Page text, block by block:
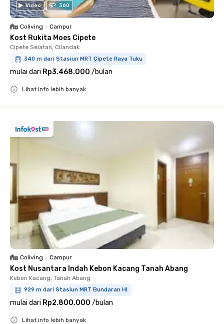
Video 360
Coliving • Campur
Kost Rukita Moes Cipete
Cipete Selatan, Cilandak
340 m dari Stasiun MRT Cipete Raya Tuku
mulai dari Rp3.468.000 /bulan
Lihat info lebih banyak
Coliving • Campur
Kost Nusantara Indah Kebon Kacang Tanah Abang
Kebon Kacang, Tanah Abang
929 m dari Stasiun MRT Bundaran HI
mulai dari Rp2.800.000 /bulan
Lihat info lebih banyak